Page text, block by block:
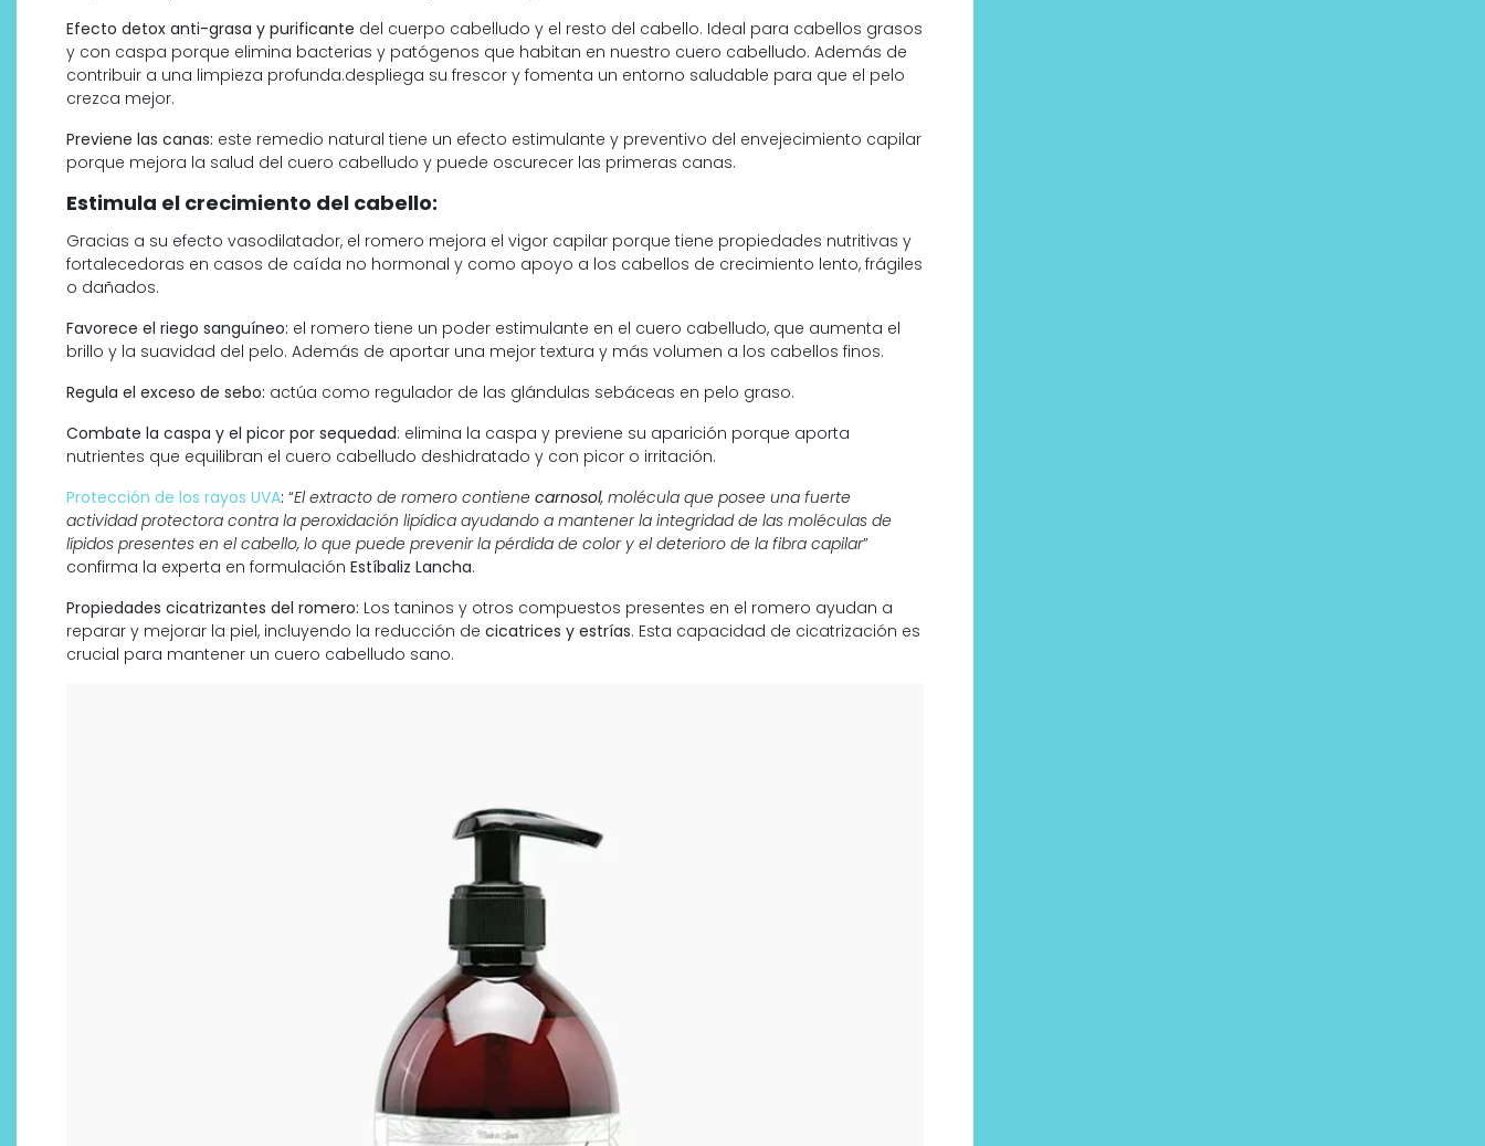
Efecto detox anti-grasa y purificante del cuerpo cabelludo y el resto del cabello. Ideal para cabellos grasos
y con caspa porque elimina bacterias y patógenos que habitan en nuestro cuero cabelludo. Además de
contribuir a una limpieza profunda.despliega su frescor y fomenta un entorno saludable para que el pelo
crezca mejor.
Previene las canas: este remedio natural tiene un efecto estimulante y preventivo del envejecimiento capilar
porque mejora la salud del cuero cabelludo y puede oscurecer las primeras canas.
Estimula el crecimiento del cabello:
Gracias a su efecto vasodilatador, el romero mejora el vigor capilar porque tiene propiedades nutritivas y
fortalecedoras en casos de caída no hormonal y como apoyo a los cabellos de crecimiento lento, frágiles
o dañados.
Favorece el riego sanguíneo: el romero tiene un poder estimulante en el cuero cabelludo, que aumenta el
brillo y la suavidad del pelo. Además de aportar una mejor textura y más volumen a los cabellos finos.
Regula el exceso de sebo: actúa como regulador de las glándulas sebáceas en pelo graso.
Combate la caspa y el picor por sequedad: elimina la caspa y previene su aparición porque aporta
nutrientes que equilibran el cuero cabelludo deshidratado y con picor o irritación.
Protección de los rayos UVA: “El extracto de romero contiene carnosol, molécula que posee una fuerte
actividad protectora contra la peroxidación lipídica ayudando a mantener la integridad de las moléculas de
lípidos presentes en el cabello, lo que puede prevenir la pérdida de color y el deterioro de la fibra capilar”
confirma la experta en formulación Estíbaliz Lancha.
Propiedades cicatrizantes del romero: Los taninos y otros compuestos presentes en el romero ayudan a
reparar y mejorar la piel, incluyendo la reducción de cicatrices y estrías. Esta capacidad de cicatrización es
crucial para mantener un cuero cabelludo sano.